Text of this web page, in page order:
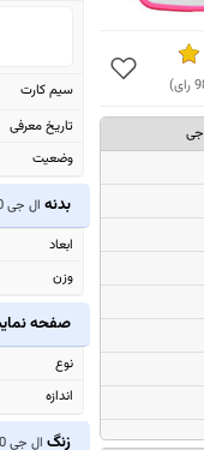
رای)
جی
سیم کارت
تاریخ معرفی
وضعیت
بدنه ال جی L30
ابعاد
وزن
صفحه
نوع
اندازه
زنگ ال جی L30